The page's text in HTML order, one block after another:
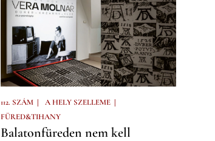
112. SZÁM | A HELY SZELLEME |
FÜRED&TIHANY
Balatonfüreden nem kell